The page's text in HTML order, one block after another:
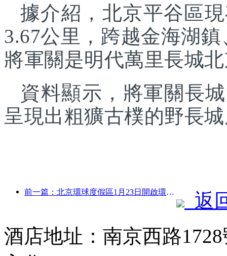
據介紹，北京平谷區
3.67公里，跨越金海湖
將軍關是明代萬里長城
資料顯示，將軍關長
呈現出粗獷古樸的野長
前一篇：北京環球度假區1月23日開啟環球中國年活動，持續40天
返
酒店地址：南京西路